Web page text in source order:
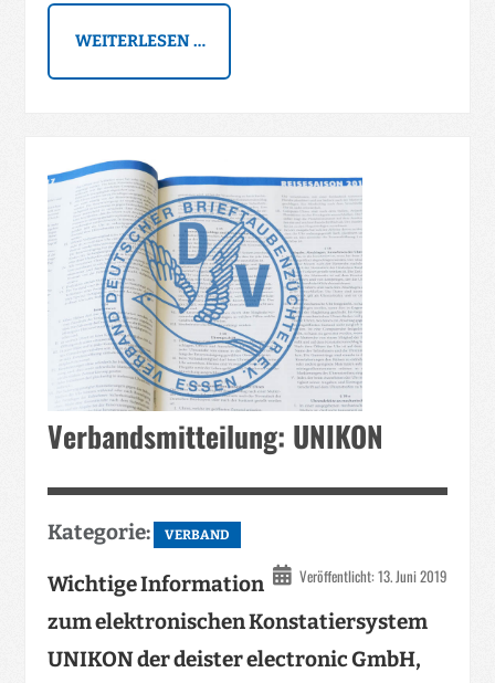
WEITERLESEN …
Verbandsmitteilung: UNIKON
Kategorie: VERBAND
Veröffentlicht: 13. Juni 2019
Wichtige Information
zum elektronischen Konstatiersystem
UNIKON der deister electronic GmbH,